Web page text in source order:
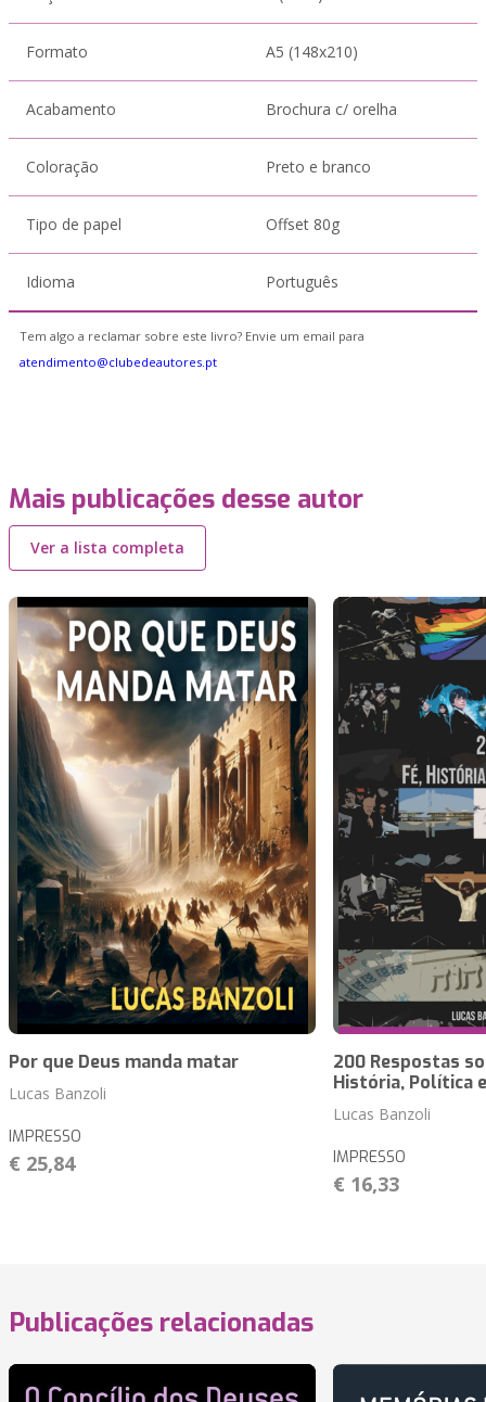
Formato A5 (148x210)
Acabamento Brochura c/ orelha
Coloração Preto e branco
Tipo de papel Offset 80g
Idioma Português
Tem algo a reclamar sobre este livro? Envie um email para
atendimento@clubedeautores.pt
Mais publicações desse autor
Ver a lista completa
Por que Deus manda matar
Lucas Banzoli
IMPRESSO
€ 25,84
200 Respostas
História, Política
Lucas Banzoli
IMPRESSO
€ 16,33
Publicações relacionadas